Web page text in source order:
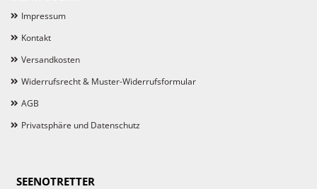
Impressum
Kontakt
Versandkosten
Widerrufsrecht & Muster-Widerrufsformular
AGB
Privatsphäre und Datenschutz
SEENOTRETTER